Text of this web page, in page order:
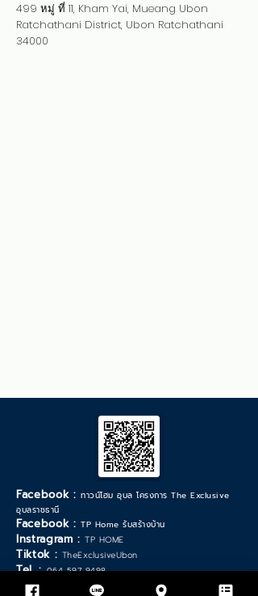
499 หมู่ ที่ 11, Kham Yai, Mueang Ubon
Ratchathani District, Ubon Ratchathani
34000
Facebook :ทาวน์โฮม อุบล โครงการ The Exclusive
อุบลราชธานี
Facebook :TP Home รับสร้างบ้าน
Instragram : TP HOME
Tiktok : TheExclusiveUbon
Tel. :064-597-9498
*วันเวลาทำการ จันทร์ - เสาร์ :9.00 - 17.30 น